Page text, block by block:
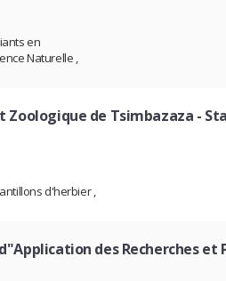
en
Naturelle ,
Zoologique de Tsimbazaza -
d'herbier ,
des Recherches et